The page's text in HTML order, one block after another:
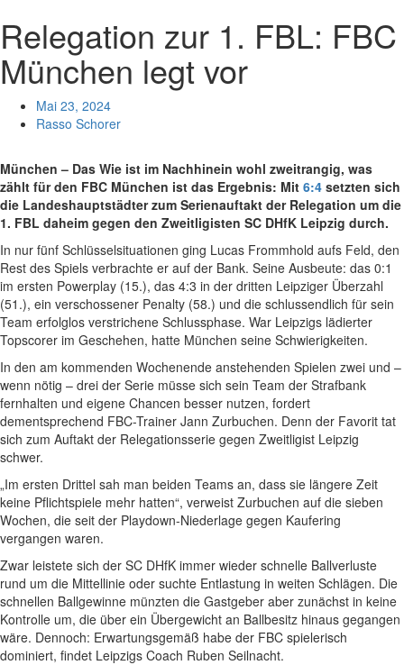
Relegation zur 1. FBL: FBC
München legt vor
Mai 23, 2024
Rasso Schorer
München – Das Wie ist im Nachhinein wohl zweitrangig, was
zählt für den FBC München ist das Ergebnis: Mit 6:4 setzten sich
die Landeshauptstädter zum Serienauftakt der Relegation um die
1. FBL daheim gegen den Zweitligisten SC DHfK Leipzig durch.
In nur fünf Schlüsselsituationen ging Lucas Frommhold aufs Feld, den
Rest des Spiels verbrachte er auf der Bank. Seine Ausbeute: das 0:1
im ersten Powerplay (15.), das 4:3 in der dritten Leipziger Überzahl
(51.), ein verschossener Penalty (58.) und die schlussendlich für sein
Team erfolglos verstrichene Schlussphase. War Leipzigs lädierter
Topscorer im Geschehen, hatte München seine Schwierigkeiten.
In den am kommenden Wochenende anstehenden Spielen zwei und –
wenn nötig – drei der Serie müsse sich sein Team der Strafbank
fernhalten und eigene Chancen besser nutzen, fordert
dementsprechend FBC-Trainer Jann Zurbuchen. Denn der Favorit tat
sich zum Auftakt der Relegationsserie gegen Zweitligist Leipzig
schwer.
„Im ersten Drittel sah man beiden Teams an, dass sie längere Zeit
keine Pflichtspiele mehr hatten“, verweist Zurbuchen auf die sieben
Wochen, die seit der Playdown-Niederlage gegen Kaufering
vergangen waren.
Zwar leistete sich der SC DHfK immer wieder schnelle Ballverluste
rund um die Mittellinie oder suchte Entlastung in weiten Schlägen. Die
schnellen Ballgewinne münzten die Gastgeber aber zunächst in keine
Kontrolle um, die über ein Übergewicht an Ballbesitz hinaus gegangen
wäre. Dennoch: Erwartungsgemäß habe der FBC spielerisch
dominiert, findet Leipzigs Coach Ruben Seilnacht.